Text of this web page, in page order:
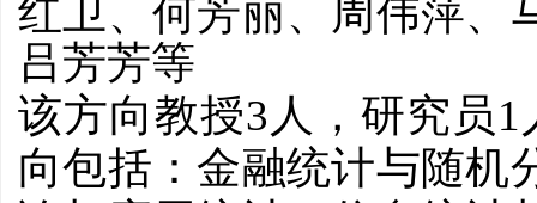
红卫、何芳丽、周伟萍、
吕芳芳等
该方向教授3人，研究员 1
向包括：金融统计与随机